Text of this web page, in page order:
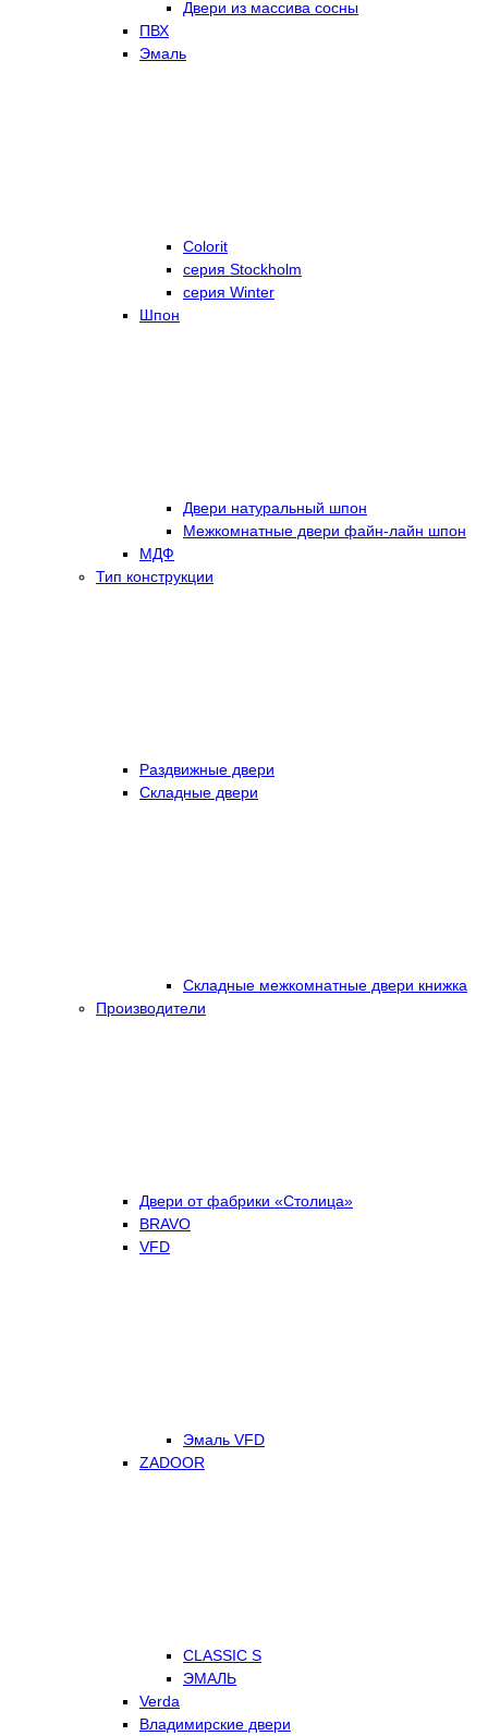
Двери из массива сосны
ПВХ
Эмаль
Colorit
серия Stockholm
серия Winter
Шпон
Двери натуральный шпон
Межкомнатные двери файн-лайн шпон
МДФ
Тип конструкции
Раздвижные двери
Складные двери
Складные межкомнатные двери книжка
Производители
Двери от фабрики «Столица»
BRAVO
VFD
Эмаль VFD
ZADOOR
CLASSIC S
ЭМАЛЬ
Verda
Владимирские двери